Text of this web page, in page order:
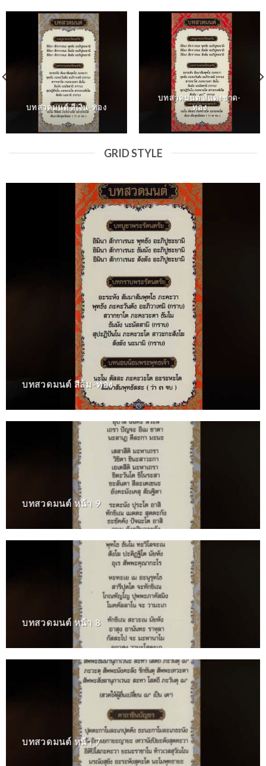
บทสวดมนต์ สีเงิน-ทอง
บทสวดมนต์ สีแดงชาด-
ทอง
GRID STYLE
บทสวดมนต์ สีส้ม-ทอง
บทสวดมนต์ หน้า 9
บทสวดมนต์ หน้า 8
บทสวดมนต์ หน้า 7